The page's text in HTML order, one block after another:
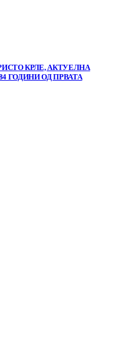
КРЛЕ, АКТУЕЛНА
ГОДИНИ ОД ПРВАТА